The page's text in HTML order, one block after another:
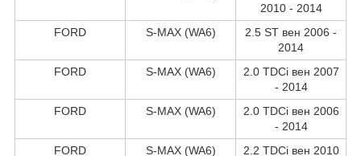
2010 - 2014
FORD
S-MAX (WA6)
2.5 ST вен 2006 -
2014
FORD
S-MAX (WA6)
2.0 TDCi вен 2007
- 2014
FORD
S-MAX (WA6)
2.0 TDCi вен 2006
- 2014
FORD
S-MAX (WA6)
2.2 TDCi вен 2010